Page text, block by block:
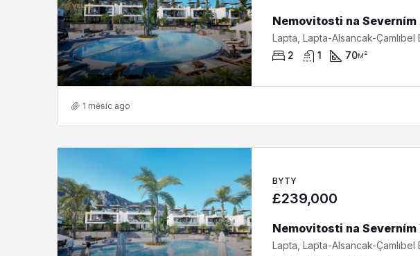
2
1 70м²
1 měsíc ago
BYTY
£239,000